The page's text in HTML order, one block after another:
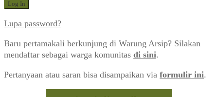
Lupa password?
Baru pertamakali berkunjung di Warung Arsip? Silakan
mendaftar sebagai warga komunitas di sini.
Pertanyaan atau saran bisa disampaikan via formulir ini.